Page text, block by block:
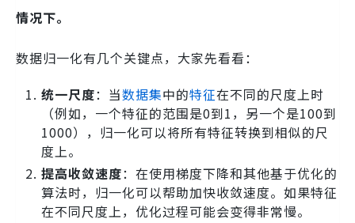
情况下。
数据归一化有几个关键点，大家先看看：
统一尺度：当数据集中的特征在不同的尺度上时
（例如，一个特征的范围是0到1，另一个是100到
1000），归一化可以将所有特征转换到相似的尺
度上。
提高收敛速度：在使用梯度下降和其他基于优化的
算法时，归一化可以帮助加快收敛速度。如果特征
在不同尺度上，优化过程可能会变得非常慢。